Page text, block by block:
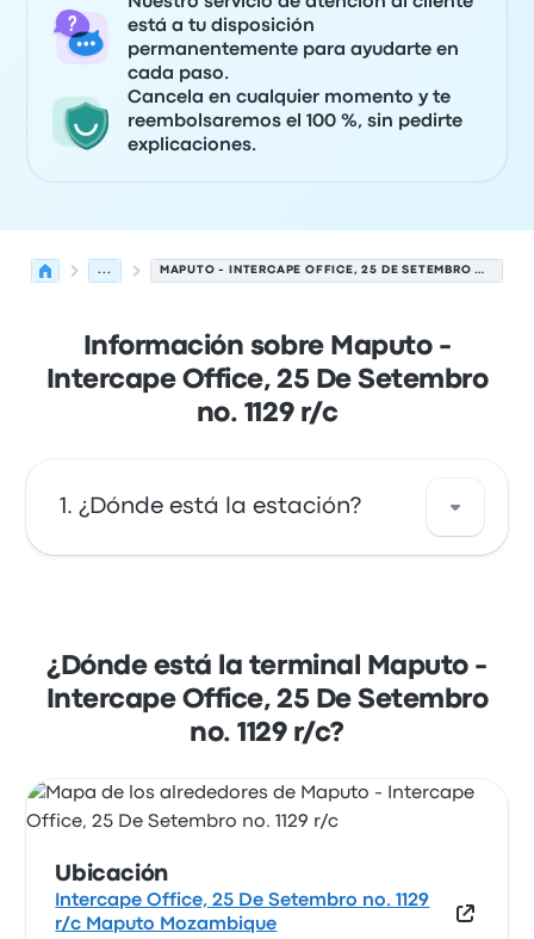
está a tu disposición
permanentemente para ayudarte en
cada paso.
Cancela en cualquier momento y te
reembolsaremos el 100 %, sin pedirte
explicaciones.
... MAPUTO - INTERCAPE OFFICE, 25 DE SETEMBRO NO. 1129 R/C
Información sobre Maputo -
Intercape Office, 25 De Setembro
no. 1129 r/c
¿Dónde está la estación?
25 De Setembro no. 1129 r/c Maputo
Mozambique. Mira la ubicación de esta
parada de autobús de Maputo en un mapa.
¿Dónde está la terminal Maputo -
Intercape Office, 25 De Setembro
no. 1129 r/c?
Ubicación
Intercape Office, 25 De Setembro no. 1129
r/c Maputo Mozambique